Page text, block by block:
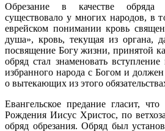
Обрезание в качестве обряда
существовало у многих народов, в
еврейском понимании кровь
душа», кровь, текущая из органа,
посвящение Богу жизни, принятой
обряд стал знаменовать
избранного народа с Богом и
о вытекающих из этого
Евангельское предание гласит,
Рождения Иисус Христос, по
обряд обрезания. Обряд был